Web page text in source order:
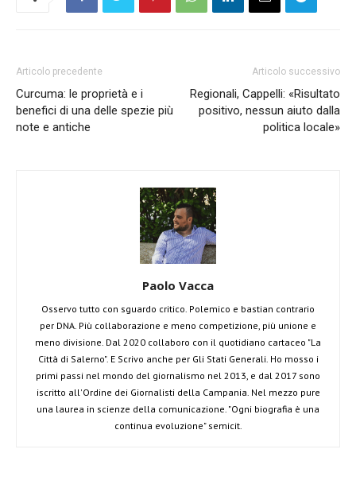
Articolo precedente
Curcuma: le proprietà e i
benefici di una delle spezie più
note e antiche
Articolo successivo
Regionali, Cappelli: «Risultato
positivo, nessun aiuto dalla
politica locale»
Paolo Vacca
Osservo tutto con sguardo critico. Polemico e bastian contrario
per DNA. Più collaborazione e meno competizione, più unione e
meno divisione. Dal 2020 collaboro con il quotidiano cartaceo "La
Città di Salerno". E Scrivo anche per Gli Stati Generali. Ho mosso i
primi passi nel mondo del giornalismo nel 2013, e dal 2017 sono
iscritto all'Ordine dei Giornalisti della Campania. Nel mezzo pure
una laurea in scienze della comunicazione. "Ogni biografia è una
continua evoluzione" semicit.